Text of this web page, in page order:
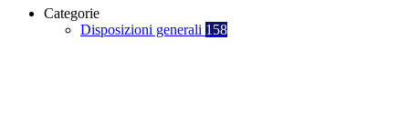
Categorie
Disposizioni generali 158